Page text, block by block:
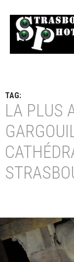
TAG:
LA PLUS